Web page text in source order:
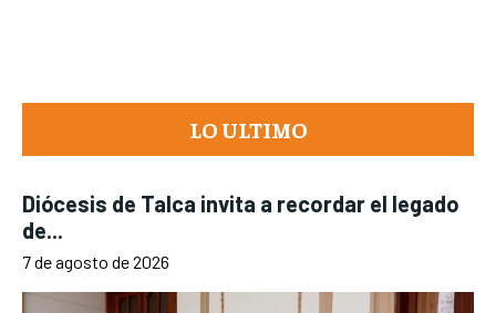
LO ULTIMO
Diócesis de Talca invita a recordar el legado
de...
7 de agosto de 2026